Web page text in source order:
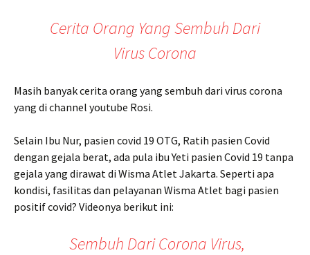
Cerita Orang Yang Sembuh Dari
Virus Corona
Masih banyak cerita orang yang sembuh dari virus corona
yang di channel youtube Rosi.
Selain Ibu Nur, pasien covid 19 OTG, Ratih pasien Covid
dengan gejala berat, ada pula ibu Yeti pasien Covid 19 tanpa
gejala yang dirawat di Wisma Atlet Jakarta. Seperti apa
kondisi, fasilitas dan pelayanan Wisma Atlet bagi pasien
positif covid? Videonya berikut ini:
Sembuh Dari Corona Virus,